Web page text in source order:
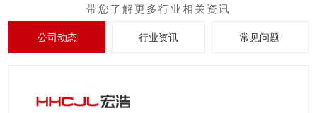
公司动态 行业资讯 常见问题